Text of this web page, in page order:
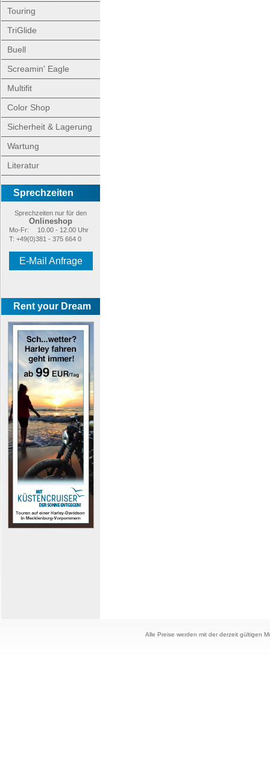
Touring
TriGlide
Buell
Screamin' Eagle
Multifit
Color Shop
Sicherheit & Lagerung
Wartung
Literatur
Sprechzeiten
Sprechzeiten nur für den
Onlineshop
Mo-Fr:
10.00 - 12.00 Uhr
T: +49(0)381 - 375 664 0
E-Mail Anfrage
Rent your Dream
Alle Preise werden mit der derzeit gültigen